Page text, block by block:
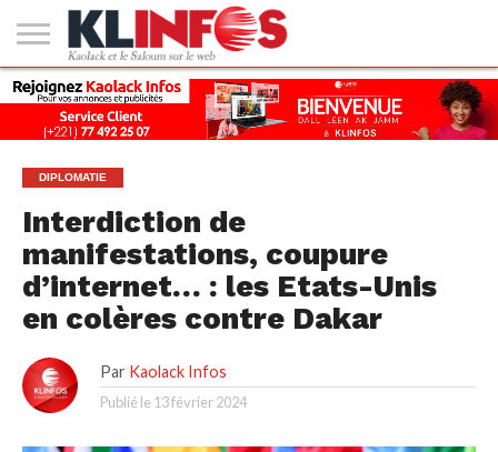
#2
(PAS
DE
TITRE)
KAOLACK
POLITIQUE
ECONOMIE
SOCIÉTÉ
CULTURE
PEOPLE
SPORT
SANTÉ
AFRIQUE
INTERNATIONAL
EMPLOI &
FORMATION
DIPLOMATIE
Interdiction de
manifestations, coupure
d’internet… : les Etats-Unis
en colères contre Dakar
Par Kaolack Infos
Publié le 13 février 2024